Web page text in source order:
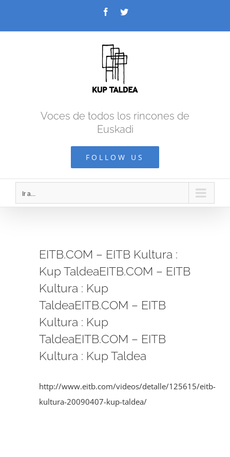
FacebookTwitter
Voces de todos los rincones de
Euskadi
FOLLOW US
Ir a...
EITB.COM – EITB Kultura :
Kup TaldeaEITB.COM – EITB
Kultura : Kup
TaldeaEITB.COM – EITB
Kultura : Kup
TaldeaEITB.COM – EITB
Kultura : Kup Taldea
http://www.eitb.com/videos/detalle/125615/eitb-
kultura-20090407-kup-taldea/